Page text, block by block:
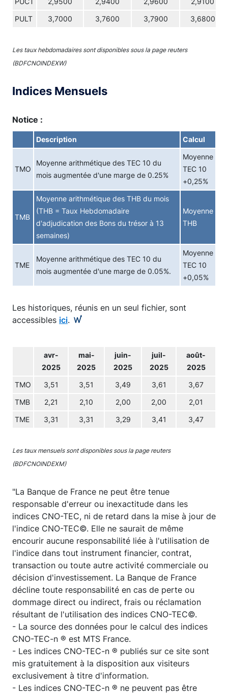
PULT 3,7000 3,7600 3,7900 3,6800
Les taux hebdomadaires sont disponibles sous la page reuters
(BDFCNOINDEXW)
Indices Mensuels
Notice :
Description Calcul
TMO
Moyenne arithmétique des TEC 10 du
mois augmentée d'une marge de 0.25%
Moyenne
TEC 10
+0,25%
TMB
Moyenne arithmétique des THB du mois
(THB = Taux Hebdomadaire
d'adjudication des Bons du trésor à 13
semaines)
Moyenne
THB
TME
Moyenne arithmétique des TEC 10 du
mois augmentée d'une marge de 0.05%.
Moyenne
TEC 10
+0,05%
Les historiques, réunis en un seul fichier, sont
accessibles ici.
avr-
2025
mai-
2025
juin-
2025
juil-
2025
août-
2025
TMO 3,51 3,51 3,49 3,61 3,67
TMB 2,21 2,10 2,00 2,00 2,01
TME 3,31 3,31 3,29 3,41 3,47
Les taux mensuels sont disponibles sous la page reuters
(BDFCNOINDEXM)
"La Banque de France ne peut être tenue
responsable d'erreur ou inexactitude dans les
indices CNO-TEC, ni de retard dans la mise à jour de
l'indice CNO-TEC©. Elle ne saurait de même
encourir aucune responsabilité liée à l'utilisation de
l'indice dans tout instrument financier, contrat,
transaction ou toute autre activité commerciale ou
décision d'investissement. La Banque de France
décline toute responsabilité en cas de perte ou
dommage direct ou indirect, frais ou réclamation
résultant de l'utilisation des indices CNO-TEC©.
- La source des données pour le calcul des indices
CNO-TEC-n ® est MTS France.
- Les indices CNO-TEC-n ® publiés sur ce site sont
mis gratuitement à la disposition aux visiteurs
exclusivement à titre d'information.
- Les indices CNO-TEC-n ® ne peuvent pas être